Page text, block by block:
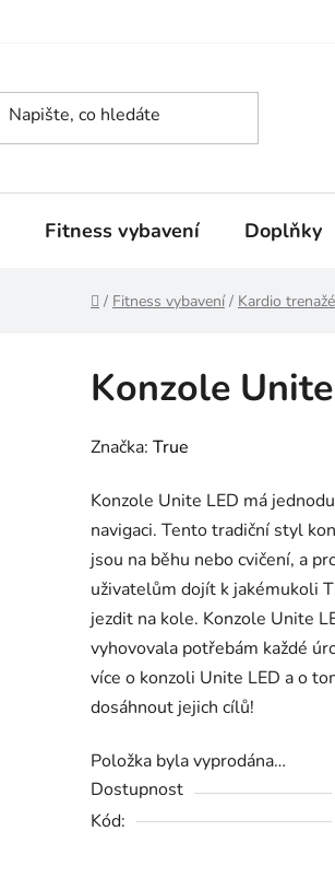
Fitness vybavení Doplňky
Domů
/ Fitness vybavení / Kardio
Konzole
Značka: True
Konzole Unite LED má
navigaci. Tento tradiční styl
jsou na běhu nebo cvičení, a
uživatelům dojít k jakémukoli
jezdit na kole. Konzole Unite
vyhovovala potřebám každé
více o konzoli Unite LED a o
dosáhnout jejich cílů!
Položka byla vyprodána…
Dostupnost
Kód: